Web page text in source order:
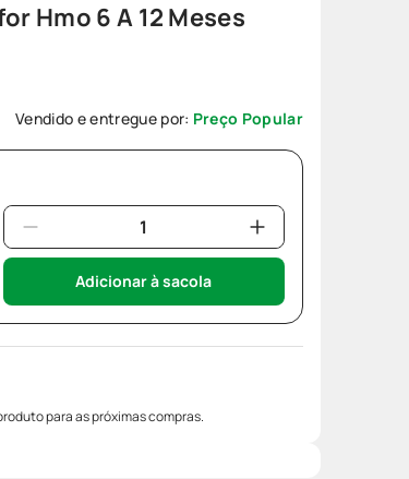
Hmo 6 A 12 Meses
Vendido e entregue por: Preço Popular
Adicionar à sacola
para as próximas compras.